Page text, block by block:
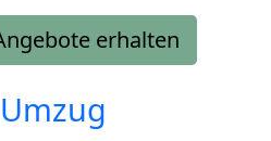
erhalten